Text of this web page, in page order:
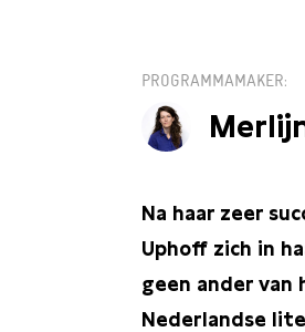
PROGRAMMAMAKER
Na haar zeer
Uphoff zich in
geen ander
Nederlandse